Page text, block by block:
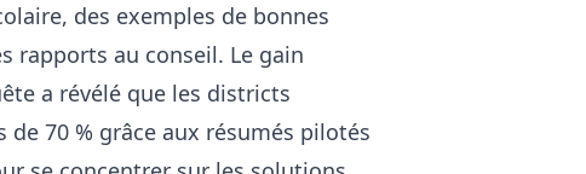
des exemples de bonnes
rapports au conseil. Le gain
a révélé que les districts
70 % grâce aux résumés pilotés